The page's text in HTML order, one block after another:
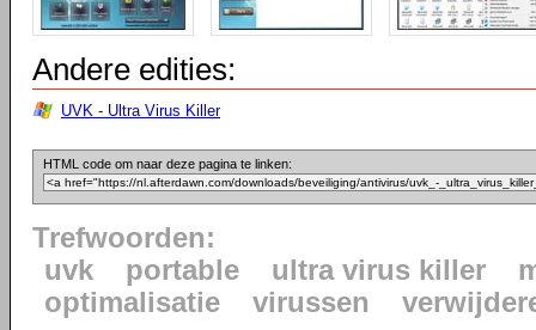
Andere edities:
UVK - Ultra Virus Killer
HTML code om naar deze pagina te linken:
Trefwoorden:
uvk
portable ultra virus killer
optimalisatie
virussen